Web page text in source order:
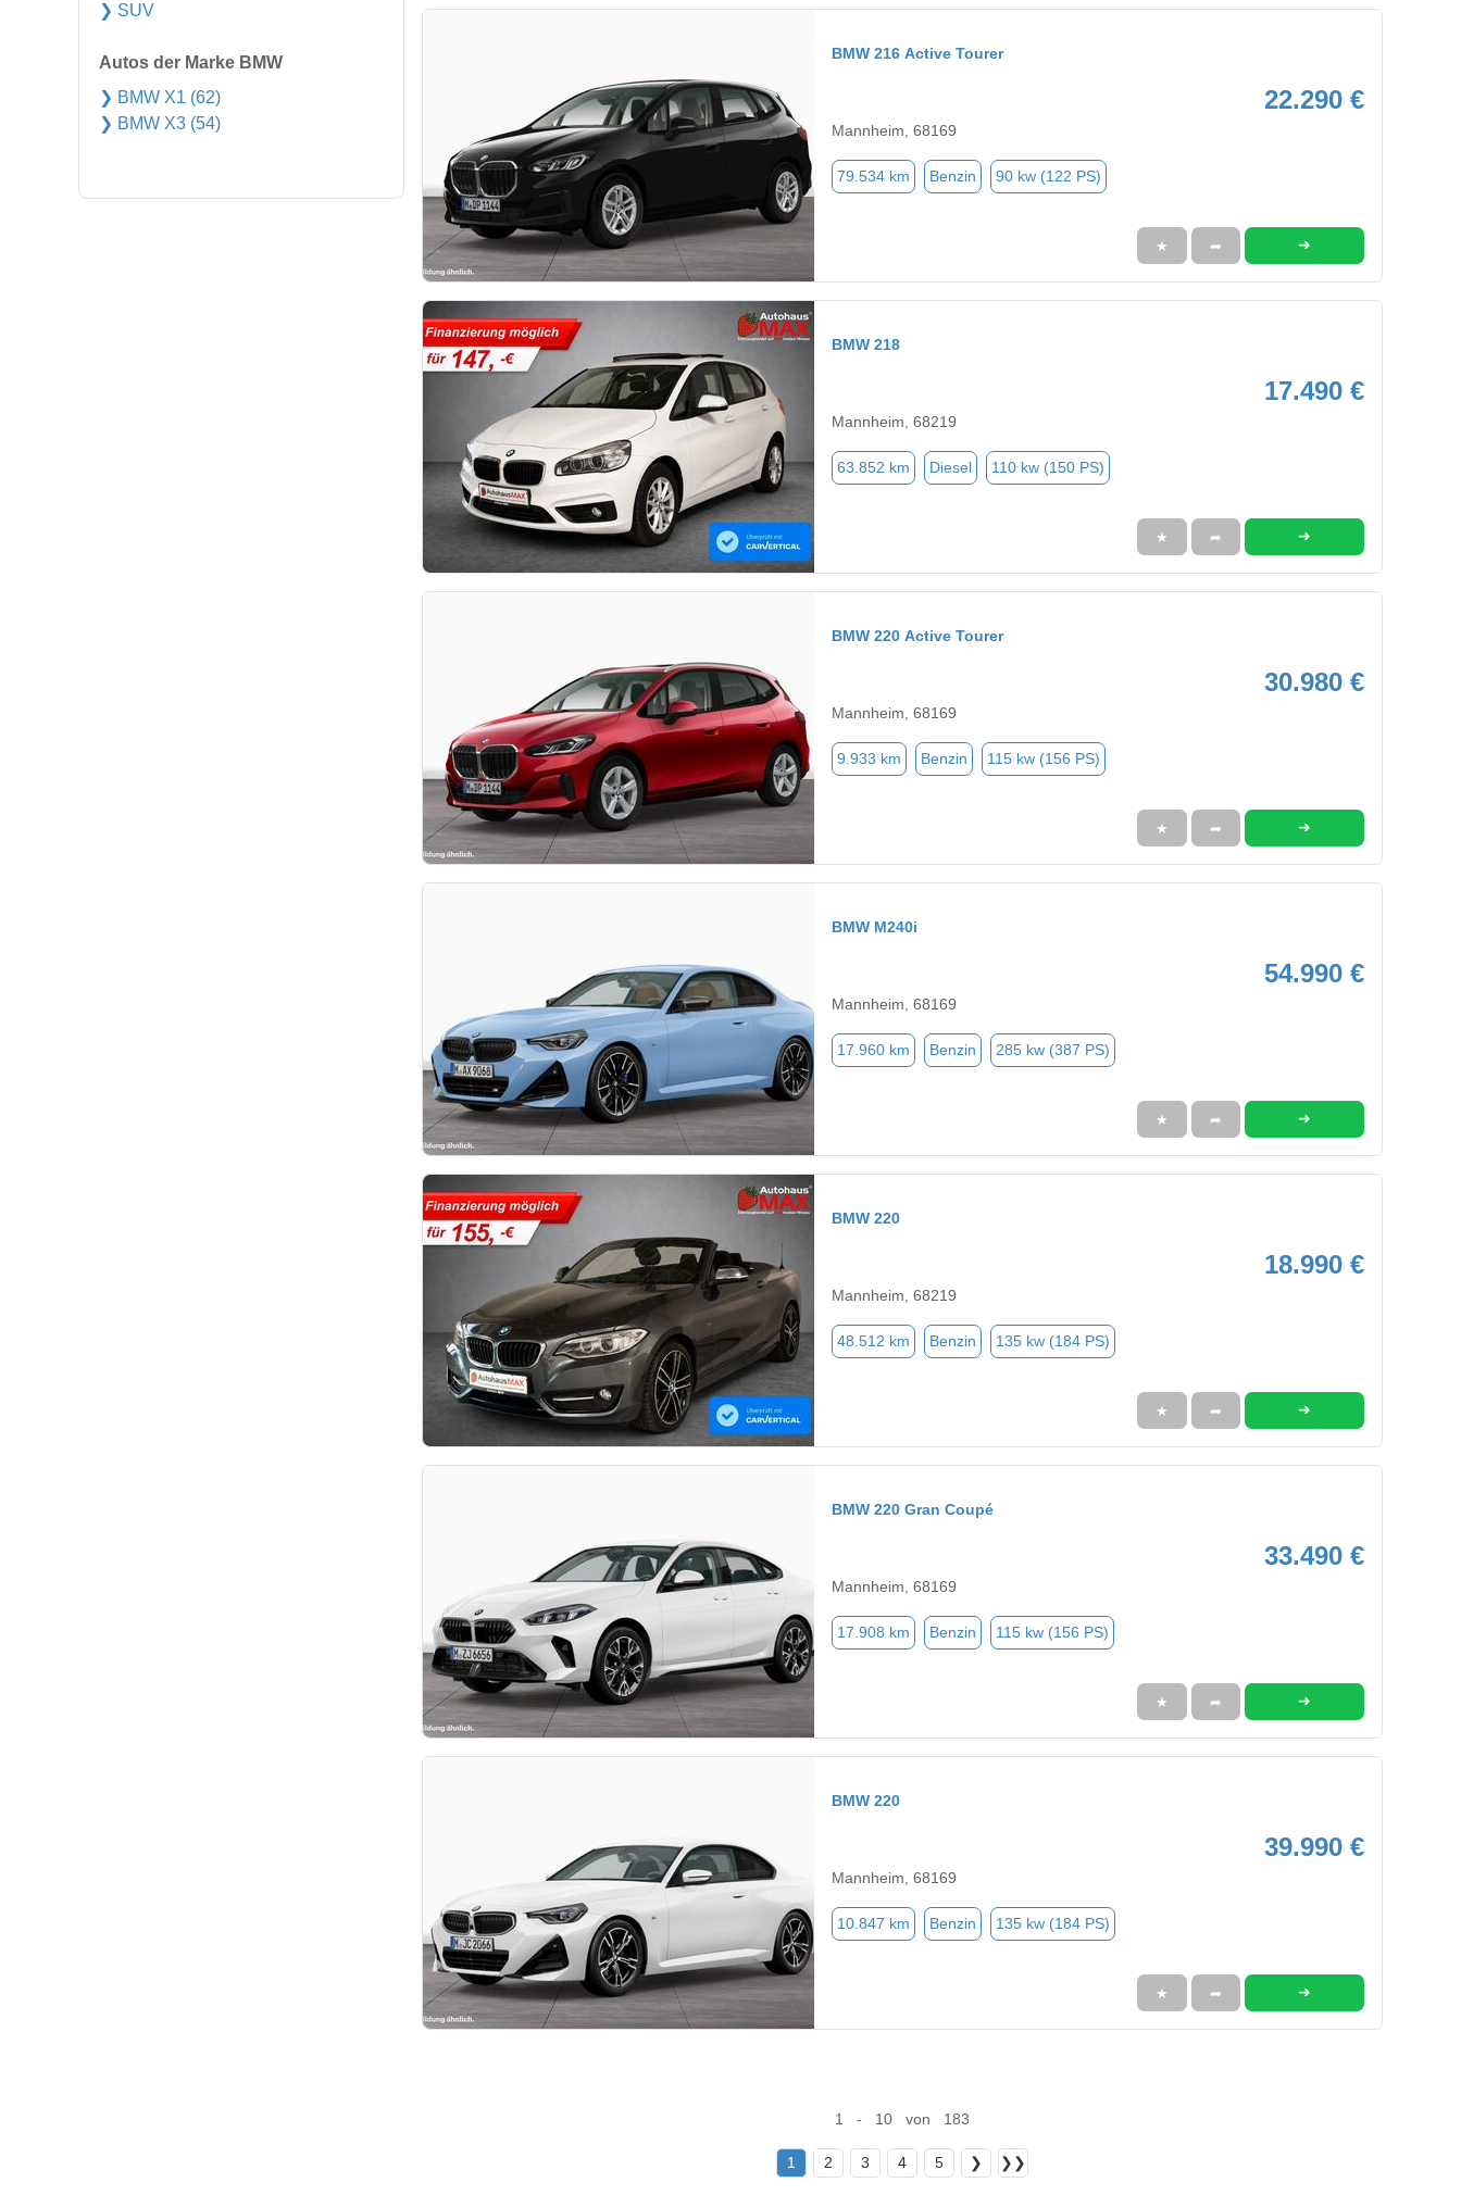
❯ SUV
Autos der Marke BMW
❯ BMW X1 (62)
❯ BMW X3 (54)
BMW 216 Active Tourer
22.290 €
Mannheim, 68169
79.534 km Benzin 90 kw (122 PS)
★ ➦ ➜
BMW 218
17.490 €
Mannheim, 68219
63.852 km Diesel 110 kw (150 PS)
★ ➦ ➜
BMW 220 Active Tourer
30.980 €
Mannheim, 68169
9.933 km Benzin 115 kw (156 PS)
★ ➦ ➜
BMW M240i
54.990 €
Mannheim, 68169
17.960 km Benzin 285 kw (387 PS)
★ ➦ ➜
BMW 220
18.990 €
Mannheim, 68219
48.512 km Benzin 135 kw (184 PS)
★ ➦ ➜
BMW 220 Gran Coupé
33.490 €
Mannheim, 68169
17.908 km Benzin 115 kw (156 PS)
★ ➦ ➜
BMW 220
39.990 €
Mannheim, 68169
10.847 km Benzin 135 kw (184 PS)
★ ➦ ➜
1 - 10 von 183
1 2 3 4 5 ❯ ❯❯